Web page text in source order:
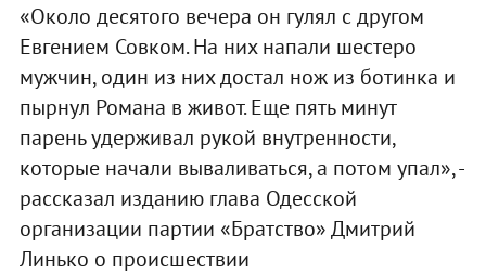
«Около десятого вечера он гулял с другом
Евгением Совком. На них напали шестеро
мужчин, один из них достал нож из ботинка и
пырнул Романа в живот. Еще пять минут
парень удерживал рукой внутренности,
которые начали вываливаться, а потом упал», -
рассказал изданию глава Одесской
организации партии «Братство» Дмитрий
Линько о происшествии